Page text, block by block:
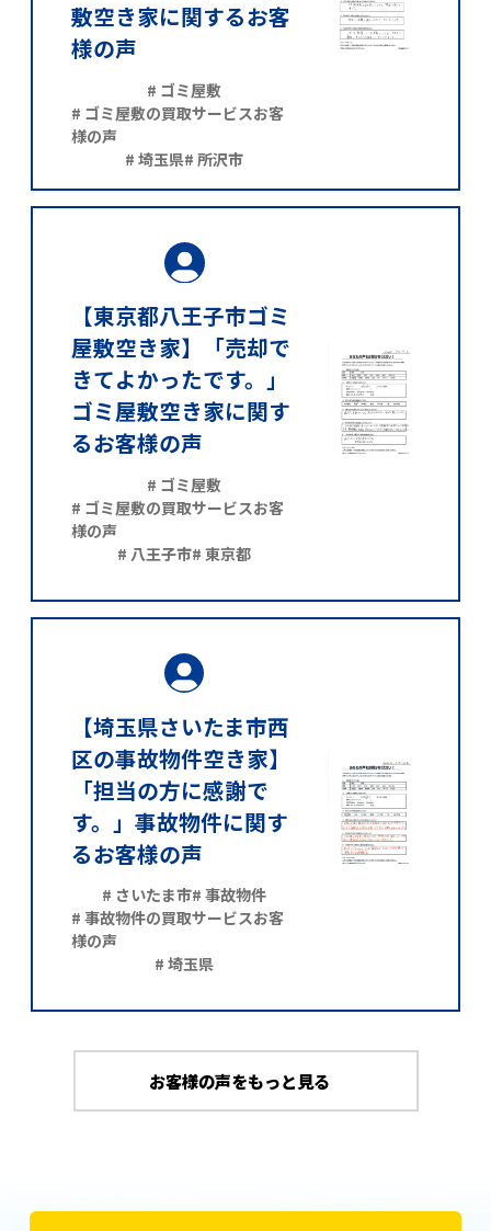
敷空き家に関するお客
様の声
# ゴミ屋敷
# ゴミ屋敷の買取サービスお客
様の声
# 埼玉県# 所沢市
【東京都八王子市ゴミ
屋敷空き家】「売却で
きてよかったです。」
ゴミ屋敷空き家に関す
るお客様の声
# ゴミ屋敷
# ゴミ屋敷の買取サービスお客
様の声
# 八王子市# 東京都
【埼玉県さいたま市西
区の事故物件空き家】
「担当の方に感謝で
す。」事故物件に関す
るお客様の声
# さいたま市# 事故物件
# 事故物件の買取サービスお客
様の声
# 埼玉県
お客様の声をもっと見る